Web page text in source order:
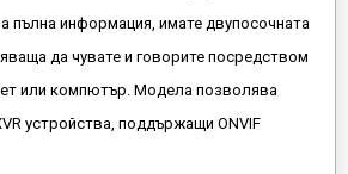
пълна информация, имате двупосочната
да чувате и говорите посредством
или компютър. Модела позволява
устройства, поддържащи ONVIF